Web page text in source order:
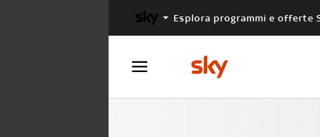
Esplora programmi e offerte